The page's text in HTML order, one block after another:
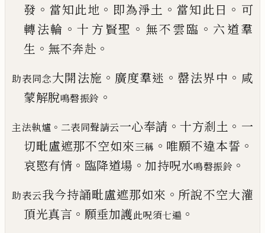
發 。 當知此地 。 即為淨土 。 當知此日 。 可
轉法輪 。 十 方賢聖 。 無不雲臨 。 六道羣
生 。 無不奔赴 。
助表同念大開法施 。 廣度羣迷 。 罄法界中 。 咸
蒙解脫鳴磬振鈴 。
主法執爐 。 二表同聲請云一心奉請 。 十方剎土 。 一
切毗盧遮那不空如來三稱 。 唯願不違本誓 。
哀愍有情 。 臨降道場 。 加持呪水鳴磬振鈴 。
助表云我今持誦毗盧遮那如來 。 所說不空大灌
頂光真言 。 願垂加護此呪須七遍 。